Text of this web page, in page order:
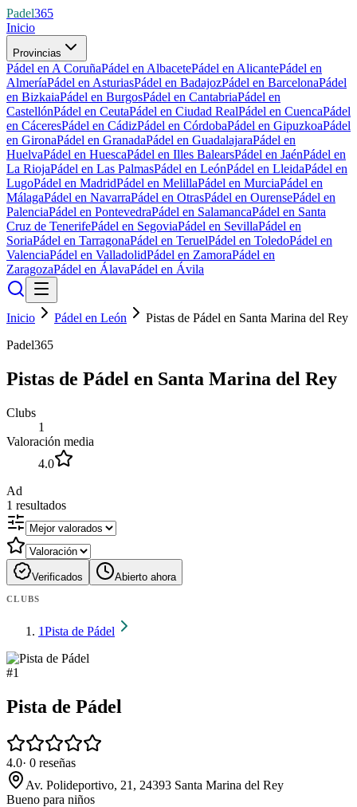
Padel365
Inicio
Provincias
Pádel en A CoruñaPádel en AlbacetePádel en AlicantePádel en
AlmeríaPádel en AsturiasPádel en BadajozPádel en BarcelonaPádel
en BizkaiaPádel en BurgosPádel en CantabriaPádel en
CastellónPádel en CeutaPádel en Ciudad RealPádel en CuencaPádel
en CáceresPádel en CádizPádel en CórdobaPádel en GipuzkoaPádel
en GironaPádel en GranadaPádel en GuadalajaraPádel en
HuelvaPádel en HuescaPádel en Illes BalearsPádel en JaénPádel en
La RiojaPádel en Las PalmasPádel en LeónPádel en LleidaPádel en
LugoPádel en MadridPádel en MelillaPádel en MurciaPádel en
MálagaPádel en NavarraPádel en OtrasPádel en OurensePádel en
PalenciaPádel en PontevedraPádel en SalamancaPádel en Santa
Cruz de TenerifePádel en SegoviaPádel en SevillaPádel en
SoriaPádel en TarragonaPádel en TeruelPádel en ToledoPádel en
ValenciaPádel en ValladolidPádel en ZamoraPádel en
ZaragozaPádel en ÁlavaPádel en Ávila
Inicio Pádel en León
Pistas de Pádel en Santa Marina del Rey
Padel365
Pistas de Pádel en Santa Marina del Rey
Clubs
1
Valoración media
4.0
Ad
1 resultados
Verificados Abierto ahora
CLUBS
1Pista de Pádel
#1
Pista de Pádel
4.0· 0 reseñas
Av. Polideportivo, 21, 24393 Santa Marina del Rey
Bueno para niños